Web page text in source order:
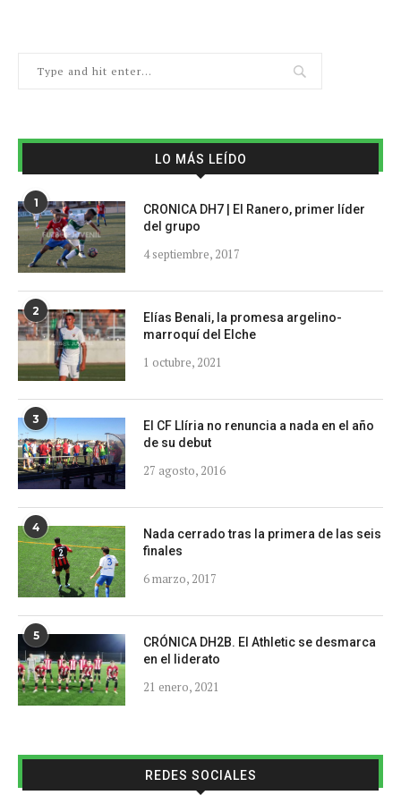
LO MÁS LEÍDO
1
CRONICA DH7 | El Ranero, primer líder
del grupo
4 septiembre, 2017
2
Elías Benali, la promesa argelino-
marroquí del Elche
1 octubre, 2021
3
El CF Llíria no renuncia a nada en el año
de su debut
27 agosto, 2016
4
Nada cerrado tras la primera de las seis
finales
6 marzo, 2017
5
CRÓNICA DH2B. El Athletic se desmarca
en el liderato
21 enero, 2021
REDES SOCIALES